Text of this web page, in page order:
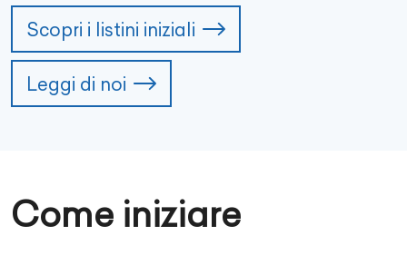
Scopri i listini iniziali
Leggi di noi
Come iniziare